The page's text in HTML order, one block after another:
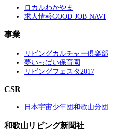
ロカルわかやま
求人情報GOOD-JOB-NAVI
事業
リビングカルチャー倶楽部
夢いっぱい保育園
リビングフェスタ2017
CSR
日本宇宙少年団和歌山分団
和歌山リビング新聞社